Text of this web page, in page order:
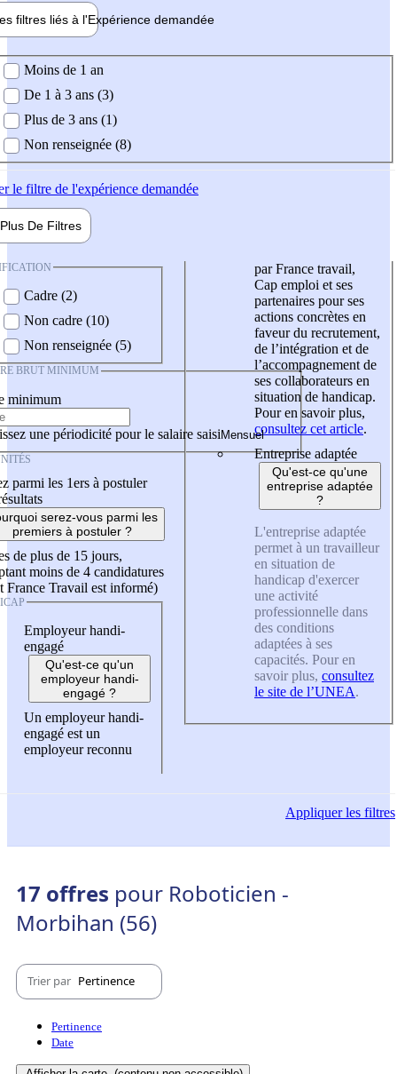
filtres liés à l'Expérience demandée
demandée
Moins de 1 an
De 1 à 3 ans (3)
Plus de 3 ans (1)
Non renseignée (8)
le filtre de l'expérience demandée
Plus De Filtres
Cadre (2)
Non cadre (10)
Non renseignée (5)
BRUT MINIMUM
minimum
une périodicité pour le salaire saisi
parmi les 1ers à postuler
serez-vous parmi les
premiers à postuler ?
de plus de 15 jours,
moins de 4 candidatures
France Travail est informé)
Employeur handi-
engagé
Qu'est-ce qu'un
employeur handi-
engagé ?
Un employeur handi-
engagé est un
employeur reconnu
par France travail,
Cap emploi et ses
partenaires pour ses
actions concrètes en
faveur du recrutement,
de l’intégration et de
l’accompagnement de
ses collaborateurs en
situation de handicap.
Pour en savoir plus,
consultez cet article.
Entreprise adaptée
Qu'est-ce qu'une
entreprise adaptée
?
L'entreprise adaptée
permet à un travailleur
en situation de
handicap d'exercer
une activité
professionnelle dans
des conditions
adaptées à ses
capacités. Pour en
savoir plus, consultez
le site de l’UNEA.
Appliquerles filtres
17 offres pour Roboticien -
Morbihan (56)
Trier par Pertinence
Pertinence
Date